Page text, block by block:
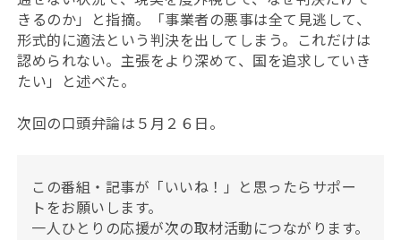
きるのか」と指摘。「事業者の悪事は全て見逃して、
形式的に適法という判決を出してしまう。これだけは
認められない。主張をより深めて、国を追求していき
たい」と述べた。
次回の口頭弁論は５月２６日。
この番組・記事が「いいね！」と思ったらサポー
トをお願いします。
一人ひとりの応援が次の取材活動につながります。